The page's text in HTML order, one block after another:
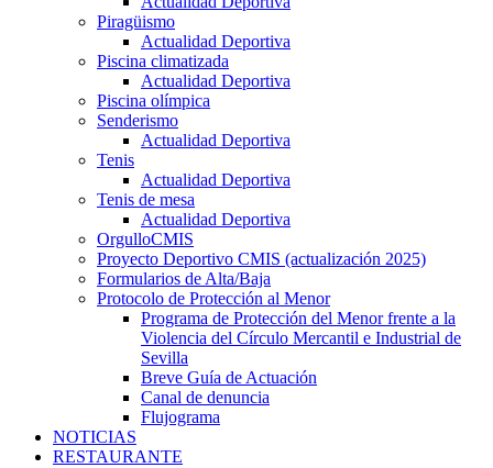
Piragüismo
Actualidad Deportiva
Piscina climatizada
Actualidad Deportiva
Piscina olímpica
Senderismo
Actualidad Deportiva
Tenis
Actualidad Deportiva
Tenis de mesa
Actualidad Deportiva
OrgulloCMIS
Proyecto Deportivo CMIS (actualización 2025)
Formularios de Alta/Baja
Protocolo de Protección al Menor
Programa de Protección del Menor frente a la
Violencia del Círculo Mercantil e Industrial de
Sevilla
Breve Guía de Actuación
Canal de denuncia
Flujograma
NOTICIAS
RESTAURANTE